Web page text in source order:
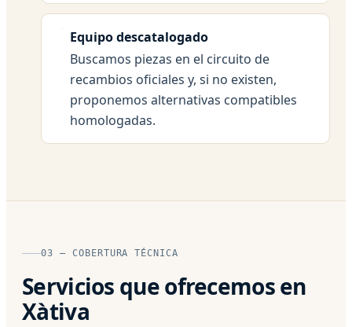
Equipo descatalogado
Buscamos piezas en el circuito de
recambios oficiales y, si no existen,
proponemos alternativas compatibles
homologadas.
03 — COBERTURA TÉCNICA
Servicios que ofrecemos en
Xàtiva